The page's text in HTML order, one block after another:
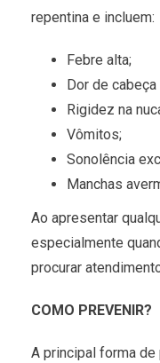
repentina e incluem:
Febre alta;
Dor de
Rigidez na
Vômitos;
Sonolência
Manchas
Ao apresentar
especialmente
procurar
COMO PREVENIR?
A principal forma de